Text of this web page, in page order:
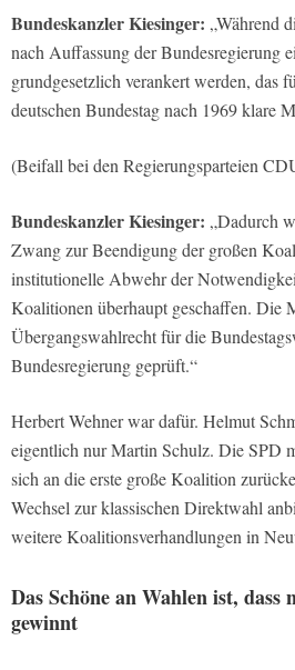
Bundeskanzler Kiesinger: „Während
nach Auffassung der Bundesregierung
grundgesetzlich verankert werden, das
deutschen Bundestag nach 1969 klare
(Beifall bei den Regierungsparteien
Bundeskanzler Kiesinger: „Dadurch
Zwang zur Beendigung der großen
institutionelle Abwehr der
Koalitionen überhaupt geschaffen. Die
Übergangswahlrecht für die
Bundesregierung geprüft.“
Herbert Wehner war dafür. Helmut
eigentlich nur Martin Schulz. Die SPD
sich an die erste große Koalition
Wechsel zur klassischen Direktwahl
weitere Koalitionsverhandlungen in
Das Schöne an Wahlen ist, dass
gewinnt